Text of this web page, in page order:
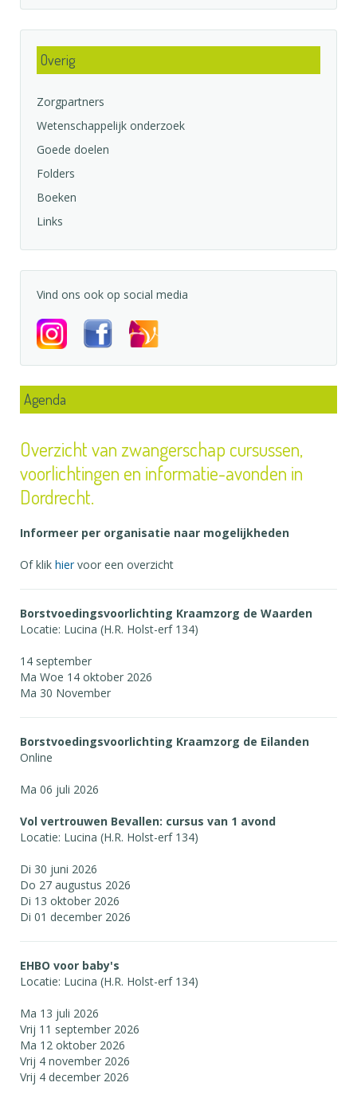
Overig
Zorgpartners
Wetenschappelijk onderzoek
Goede doelen
Folders
Boeken
Links
Vind ons ook op social media
Agenda
Overzicht van zwangerschap cursussen,
voorlichtingen en informatie-avonden in
Dordrecht.
Informeer per organisatie naar mogelijkheden
Of klik hiervoor een overzicht
Borstvoedingsvoorlichting Kraamzorg de Waarden
Locatie: Lucina (H.R. Holst-erf 134)
14 september
Ma Woe 14 oktober 2026
Ma 30 November
Borstvoedingsvoorlichting Kraamzorg de Eilanden
Online
Ma 06 juli 2026
Vol vertrouwen Bevallen: cursus van 1 avond
Locatie: Lucina (H.R. Holst-erf 134)
Di 30 juni 2026
Do 27 augustus 2026
Di 13 oktober 2026
Di 01 december 2026
EHBO voor baby's
Locatie: Lucina (H.R. Holst-erf 134)
Ma 13 juli 2026
Vrij 11 september 2026
Ma 12 oktober 2026
Vrij 4 november 2026
Vrij 4 december 2026